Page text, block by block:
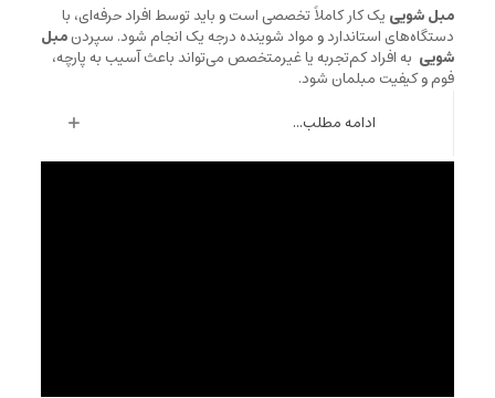
مبل شویی یک کار کاملاً تخصصی است و باید توسط افراد حرفه‌ای، با
دستگاه‌های استاندارد و مواد شوینده درجه یک انجام شود. سپردنمبل
شویی به افراد کم‌تجربه یا غیرمتخصص می‌تواند باعث آسیب به پارچه،
فوم و کیفیت مبلمان شود.
ادامه مطلب...